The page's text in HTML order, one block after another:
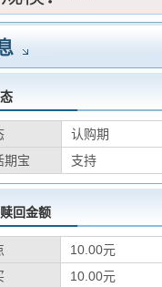
认购期
期宝
支持
回金额
10.00元
10.00元